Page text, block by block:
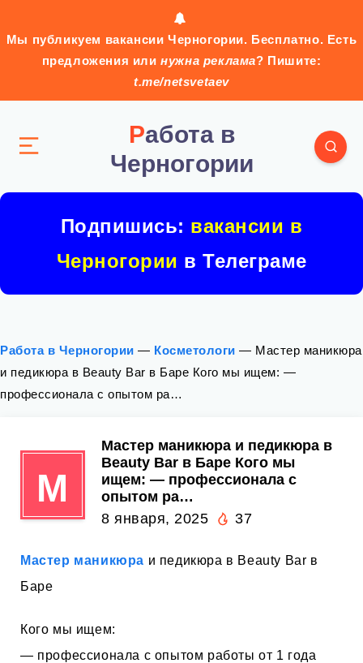
Мы публикуем вакансии Черногории. Бесплатно. Есть
предложения илинужна реклама? Пишите:
t.me/netsvetaev
Работа в
Черногории
Подпишись: вакансии в
Черногории в Телеграме
Работа в Черногории — Косметологи — Мастер маникюра
и педикюра в Beauty Bar в Баре Кого мы ищем: —
профессионала с опытом ра…
М
Мастер маникюра и педикюра в
Beauty Bar в Баре Кого мы
ищем: — профессионала с
опытом ра…
8 января, 2025
37
Мастер маникюра и педикюра в Beauty Bar в
Баре
Кого мы ищем:
— профессионала с опытом работы от 1 года